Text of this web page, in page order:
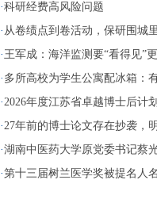
·科研经费高风险问题
· 从卷绩点到卷活动，保研围城
· 王军成：海洋监测要“看得见”
· 多所高校为学生公寓配冰箱：
·2026年度江苏省卓越博士后计
·27年前的博士论文存在抄袭，
·湖南中医药大学原党委书记蔡
·第十三届树兰医学奖被提名人